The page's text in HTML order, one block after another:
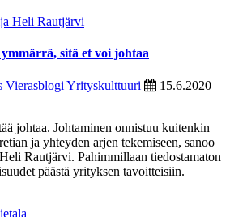
sitä et voi johtaa
Vierasblogi Yrityskulttuuri
15.6.2020
johtaa. Johtaminen onnistuu kuitenkin
ja yhteyden arjen tekemiseen, sanoo
Rautjärvi. Pahimmillaan tiedostamaton
päästä yrityksen tavoitteisiin.